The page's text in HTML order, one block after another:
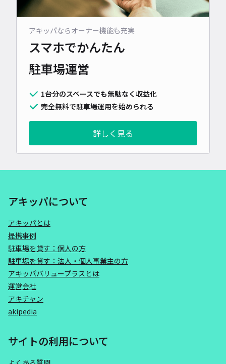
アキッパならオーナー機能も充実
スマホでかんたん
駐車場運営
1台分のスペースでも無駄なく収益化
完全無料で駐車場運用を始められる
詳しく見る
アキッパについて
アキッパとは
提携事例
駐車場を貸す：個人の方
駐車場を貸す：法人・個人事業主の方
アキッパバリュープラスとは
運営会社
アキチャン
akipedia
サイトの利用について